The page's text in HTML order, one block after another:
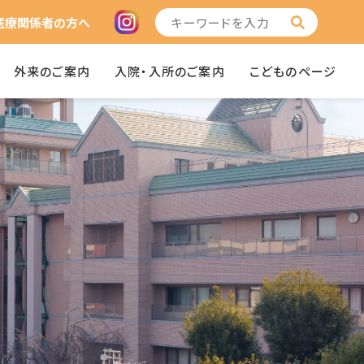
療関係者の方へ
外来のご案内 入院・入所のご案内 こどものページ